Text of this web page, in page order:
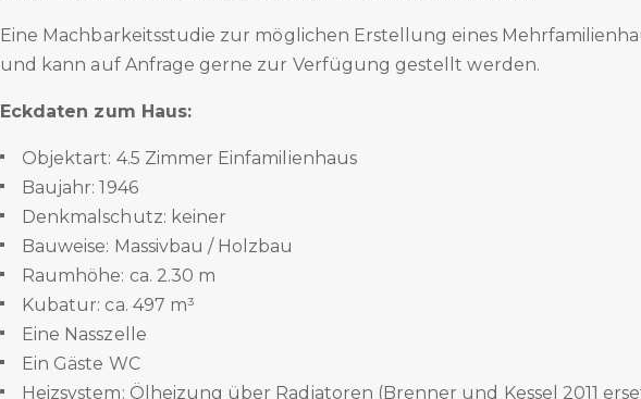
Eine Machbarkeitsstudie zur möglichen Erstellung eines
und kann auf Anfrage gerne zur Verfügung gestellt werden.
Eckdaten zum Haus:
Objektart: 4.5 Zimmer Einfamilienhaus
Baujahr: 1946
Denkmalschutz: keiner
Bauweise: Massivbau / Holzbau
Raumhöhe: ca. 2.30 m
Kubatur: ca. 497 m³
Eine Nasszelle
Ein Gäste WC
Heizsystem: Ölheizung über Radiatoren (Brenner und Kessel 2011